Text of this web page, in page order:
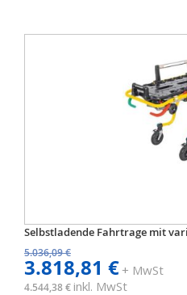
Selbstladende Fahrtrage mit
5.036,09 €
3.818,81 €+ MwSt
4.544,38 € inkl. MwSt